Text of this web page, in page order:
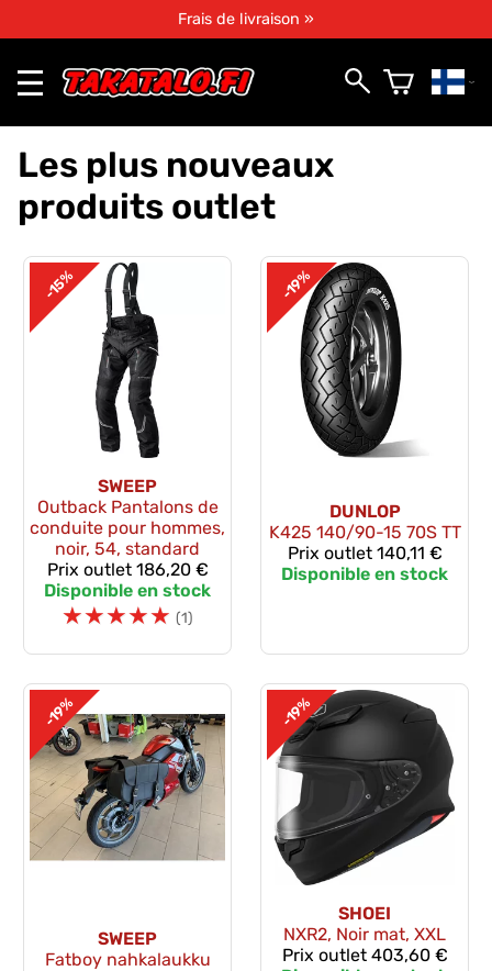
Frais de livraison »
Les plus nouveaux
produits outlet
-15%
SWEEP
Outback Pantalons de
conduite pour hommes,
noir, 54, standard
Prix outlet186,20 €
Disponible en stock
☆☆☆☆☆ (1)
-19%
DUNLOP
K425 140/90-15 70S TT
Prix outlet140,11 €
Disponible en stock
-19%
SWEEP
Fatboy nahkalaukku
-19%
SHOEI
NXR2, Noir mat, XXL
Prix outlet403,60 €